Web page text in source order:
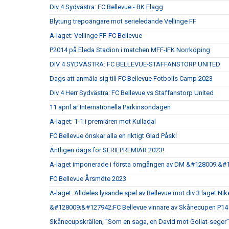
Div 4 Sydvästra: FC Bellevue - BK Flagg
Blytung trepoängare mot serieledande Vellinge FF
A-laget: Vellinge FF-FC Bellevue
P2014 på Eleda Stadion i matchen MFF-IFK Norrköping
DIV 4 SYDVÄSTRA: FC BELLEVUE-STAFFANSTORP UNITED
Dags att anmäla sig till FC Bellevue Fotbolls Camp 2023
Div 4 Herr Sydvästra: FC Bellevue vs Staffanstorp United
11 april är Internationella Parkinsondagen
A-laget: 1-1 i premiären mot Kulladal
FC Bellevue önskar alla en riktigt Glad Påsk!
Äntligen dags för SERIEPREMIÄR 2023!
A-laget imponerade i första omgången av DM
FC Bellevue Årsmöte 2023
A-laget: Alldeles lysande spel av Bellevue mot div 3 laget
&#128009;&#127942;FC Bellevue vinnare av Skånecupen P14
Skånecupskrällen, ”Som en saga, en David mot Goliat-seger”